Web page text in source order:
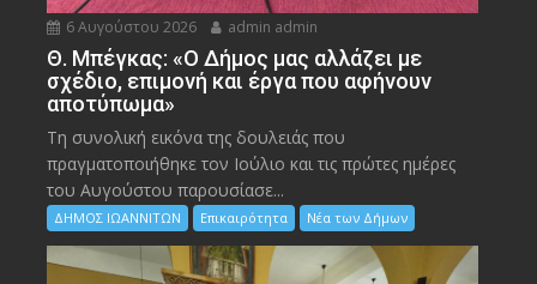
6 Αυγούστου 2026 admin admin
Θ. Μπέγκας: «Ο Δήμος μας αλλάζει με
σχέδιο, επιμονή και έργα που αφήνουν
αποτύπωμα»
Τη συνολική εικόνα της δουλειάς που
πραγματοποιήθηκε τον Ιούλιο και τις πρώτες ημέρες
του Αυγούστου παρουσίασε...
ΔΗΜΟΣ ΙΩΑΝΝΙΤΩΝ Επικαιρότητα Νέα των Δήμων